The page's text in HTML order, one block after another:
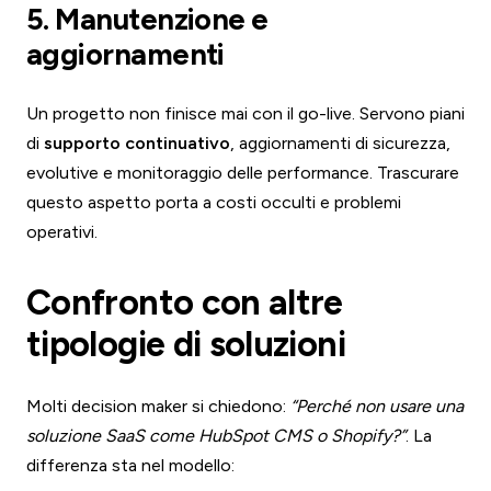
5. Manutenzione e
aggiornamenti
Un progetto non finisce mai con il go-live. Servono piani
di supporto continuativo, aggiornamenti di sicurezza,
evolutive e monitoraggio delle performance. Trascurare
questo aspetto porta a costi occulti e problemi
operativi.
Confronto con altre
tipologie di soluzioni
Molti decision maker si chiedono: “Perché non usare una
soluzione SaaS come HubSpot CMS o Shopify?”. La
differenza sta nel modello: